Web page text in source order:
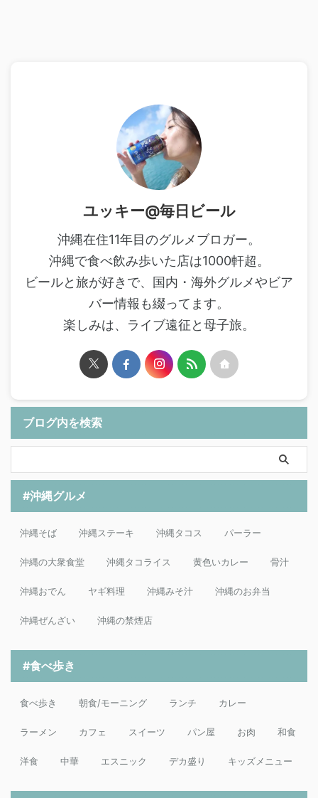
ユッキー@毎日ビール
沖縄在住11年目のグルメブロガー。
沖縄で食べ飲み歩いた店は1000軒超。
ビールと旅が好きで、国内・海外グルメやビア
バー情報も綴ってます。
楽しみは、ライブ遠征と母子旅。
ブログ内を検索
#沖縄グルメ
沖縄そば 沖縄ステーキ 沖縄タコス パーラー
沖縄の大衆食堂 沖縄タコライス 黄色いカレー 骨汁
沖縄おでん ヤギ料理 沖縄みそ汁 沖縄のお弁当
沖縄ぜんざい 沖縄の禁煙店
#食べ歩き
食べ歩き 朝食/モーニング ランチ カレー
ラーメン カフェ スイーツ パン屋 お肉 和食
洋食 中華 エスニック デカ盛り キッズメニュー